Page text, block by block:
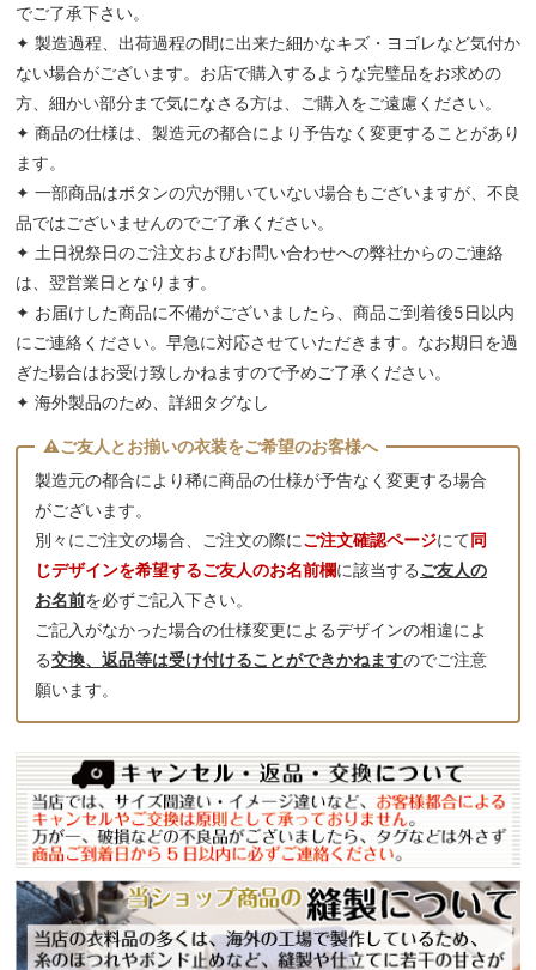
でご了承下さい。
✦ 製造過程、出荷過程の間に出来た細かなキズ・ヨゴレなど気付か
ない場合がございます。お店で購入するような完璧品をお求めの
方、細かい部分まで気になさる方は、ご購入をご遠慮ください。
✦ 商品の仕様は、製造元の都合により予告なく変更することがあり
ます。
✦ 一部商品はボタンの穴が開いていない場合もございますが、不良
品ではございませんのでご了承ください。
✦ 土日祝祭日のご注文およびお問い合わせへの弊社からのご連絡
は、翌営業日となります。
✦ お届けした商品に不備がございましたら、商品ご到着後5日以内
にご連絡ください。早急に対応させていただきます。なお期日を過
ぎた場合はお受け致しかねますので予めご了承ください。
✦ 海外製品のため、詳細タグなし
製造元の都合により稀に商品の仕様が予告なく変更する場合
がございます。
別々にご注文の場合、ご注文の際にご注文確認ページにて同
じデザインを希望するご友人のお名前欄に該当するご友人の
お名前を必ずご記入下さい。
ご記入がなかった場合の仕様変更によるデザインの相違によ
る交換、返品等は受け付けることができかねますのでご注意
願います。